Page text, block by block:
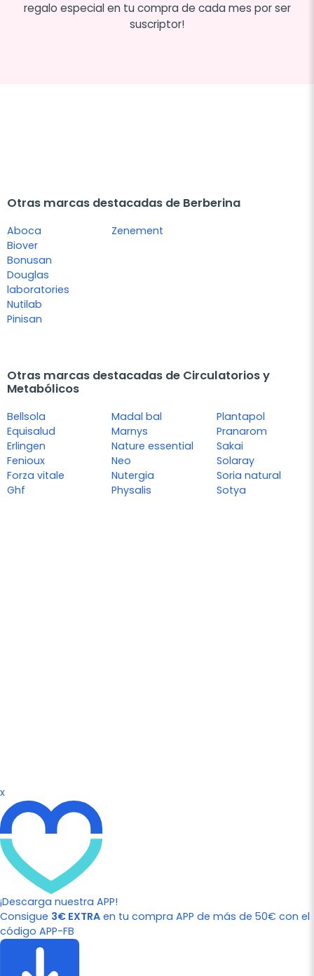
regalo especial en tu compra de cada mes por ser
suscriptor!
Otras marcas destacadas de Berberina
Aboca
Biover
Bonusan
Douglas
laboratories
Nutilab
Pinisan
Zenement
Otras marcas destacadas de Circulatorios y
Metabólicos
Bellsola
Equisalud
Erlingen
Fenioux
Forza vitale
Ghf
Madal bal
Marnys
Nature essential
Neo
Nutergia
Physalis
Plantapol
Pranarom
Sakai
Solaray
Soria natural
Sotya
x
¡Descarga nuestra APP!
Consigue 3€ EXTRA en tu compra APP de más de 50€ con el
código APP-FB